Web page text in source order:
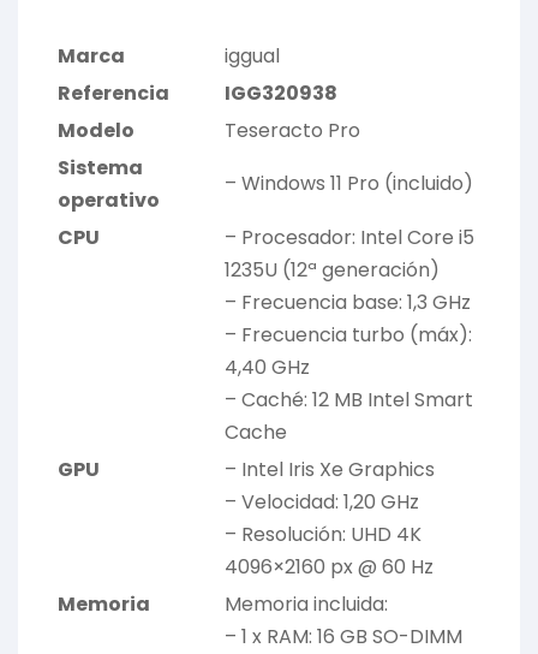
Marca
iggual
Referencia
IGG320938
Modelo
Teseracto Pro
Sistema
operativo
– Windows 11 Pro (incluido)
CPU
– Procesador: Intel Core i5
1235U (12ª generación)
– Frecuencia base: 1,3 GHz
– Frecuencia turbo (máx):
4,40 GHz
– Caché: 12 MB Intel Smart
Cache
GPU
– Intel Iris Xe Graphics
– Velocidad: 1,20 GHz
– Resolución: UHD 4K
4096×2160 px @ 60 Hz
Memoria
Memoria incluida:
– 1 x RAM: 16 GB SO-DIMM